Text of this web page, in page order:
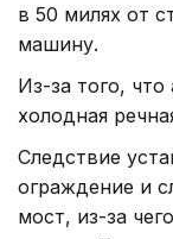
в 50 милях от
машину.
Из-за того, что
холодная
Следствие
ограждение и
мост, из-за